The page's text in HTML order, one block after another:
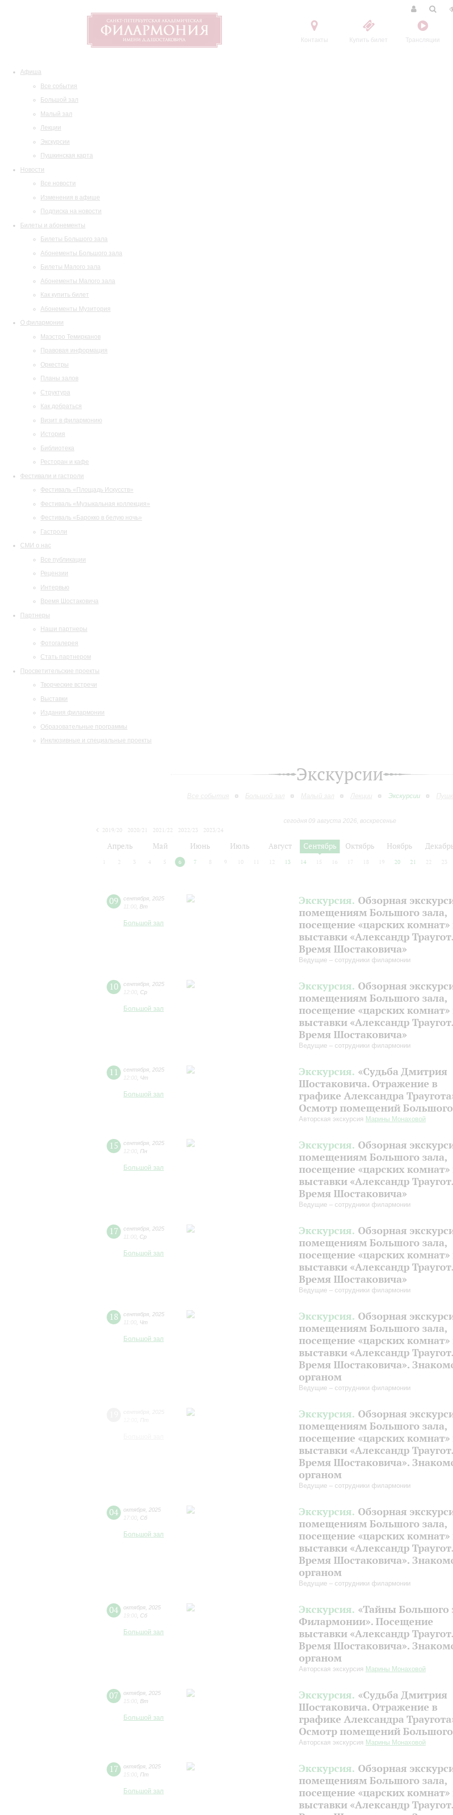
Контакты Купить билет Трансляции
Афиша
Все события
Большой зал
Малый зал
Лекции
Экскурсии
Пушкинская карта
Новости
Все новости
Изменения в афише
Подписка на новости
Билеты и абонементы
Билеты Большого зала
Абонементы Большого зала
Билеты Малого зала
Абонементы Малого зала
Как купить билет
Абонементы Музитория
О филармонии
Маэстро Темирканов
Правовая информация
Оркестры
Планы залов
Структура
Как добраться
Визит в филармонию
История
Библиотека
Ресторан и кафе
Фестивали и гастроли
Фестиваль «Площадь Искусств»
Фестиваль «Музыкальная коллекция»
Фестиваль «Барокко в белую ночь»
Гастроли
СМИ о нас
Все публикации
Рецензии
Интервью
Время Шостаковича
Партнеры
Наши партнеры
Фотогалерея
Стать партнером
Просветительские проекты
Творческие встречи
Выставки
Издания филармонии
Образовательные программы
Инклюзивные и специальные проекты
Экскурсии
Все события Большой зал Малый зал Лекции Экскурсии
сегодня 09 августа 2026, воскресенье
2019/20
2020/21 2021/22 2022/23
2023/24
Апрель Май Июнь Июль Август Сентябрь Октябрь Ноябрь
2 3 4 5 6 7 8 9 10 12 13 14 15 16 17 18 19 20 21 22 23
09 сентября 2025
11:00 Вт
Большой зал
Экскурсия. Обзорная
помещениям Большого зала,
посещение «царских комнат»
выставки «Александр Траугот.
Время Шостаковича»
Ведущие – сотрудники филармонии
10 сентября 2025
12:00 Ср
Большой зал
Экскурсия. Обзорная
помещениям Большого зала,
посещение «царских комнат»
выставки «Александр Траугот.
Время Шостаковича»
Ведущие – сотрудники филармонии
11 сентября 2025
12:00 Чт
Большой зал
Экскурсия. «Судьба Дмитрия
Шостаковича. Отражение в
графике Александра
Осмотр помещений Большого
Авторская экскурсия Марины Монаховой
15 сентября 2025
12:00 Пн
Большой зал
Экскурсия. Обзорная
помещениям Большого зала,
посещение «царских комнат»
выставки «Александр Траугот.
Время Шостаковича»
Ведущие – сотрудники филармонии
17 сентября 2025
11:00 Ср
Большой зал
Экскурсия. Обзорная
помещениям Большого зала,
посещение «царских комнат»
выставки «Александр Траугот.
Время Шостаковича»
Ведущие – сотрудники филармонии
18 сентября 2025
11:00 Чт
Большой зал
Экскурсия. Обзорная
помещениям Большого зала,
посещение «царских комнат»
выставки «Александр Траугот.
Время Шостаковича».
органом
Ведущие – сотрудники филармонии
Экскурсия. Обзорная
помещениям Большого зала,
посещение «царских комнат»
выставки «Александр Траугот.
Время Шостаковича».
органом
Ведущие – сотрудники филармонии
04 октября 2025
17:00 Сб
Большой зал
Экскурсия. Обзорная
помещениям Большого зала,
посещение «царских комнат»
выставки «Александр Траугот.
Время Шостаковича».
органом
Ведущие – сотрудники филармонии
04 октября 2025
19:00 Сб
Большой зал
Экскурсия. «Тайны Большого
Филармонии». Посещение
выставки «Александр Траугот.
Время Шостаковича».
органом
Авторская экскурсия Марины Монаховой
07 октября 2025
15:00 Вт
Большой зал
Экскурсия. «Судьба Дмитрия
Шостаковича. Отражение в
графике Александра
Осмотр помещений Большого
Авторская экскурсия Марины Монаховой
17 октября 2025
15:00 Пт
Большой зал
Экскурсия. Обзорная
помещениям Большого зала,
посещение «царских комнат»
выставки «Александр Траугот.